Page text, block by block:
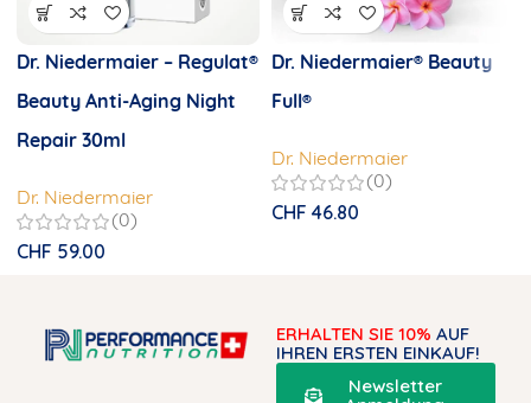
Dr. Niedermaier – Regulat®
Beauty Anti-Aging Night
Repair 30ml
Dr. Niedermaier
(0)
CHF 59.00
Dr. Niedermaier® Beauty
Full®
Dr. Niedermaier
(0)
CHF 46.80
ERHALTEN SIE 10% AUF
IHREN ERSTEN EINKAUF!
Newsletter